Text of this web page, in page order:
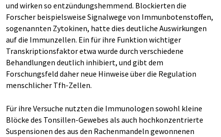
und wirken so entzündungshemmend. Blockierten die
Forscher beispielsweise Signalwege von Immunbotenstoffen,
sogenannten Zytokinen, hatte dies deutliche Auswirkungen
auf die Immunzellen. Ein für ihre Funktion wichtiger
Transkriptionsfaktor etwa wurde durch verschiedene
Behandlungen deutlich inhibiert, und gibt dem
Forschungsfeld daher neue Hinweise über die Regulation
menschlicher Tfh-Zellen.
Für ihre Versuche nutzten die Immunologen sowohl kleine
Blöcke des Tonsillen-Gewebes als auch hochkonzentrierte
Suspensionen des aus den Rachenmandeln gewonnenen